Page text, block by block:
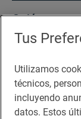
Quiénes
Sala de
Te puede
Tus
Utilizamos
técnicos,
incluyendo
datos. Estos